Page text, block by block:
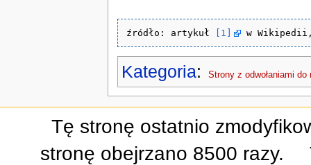
źródło: artykuł [1] w
Kategoria: Strony z odwołaniami
Tę stronę ostatnio
stronę obejrzano 8500 razy.